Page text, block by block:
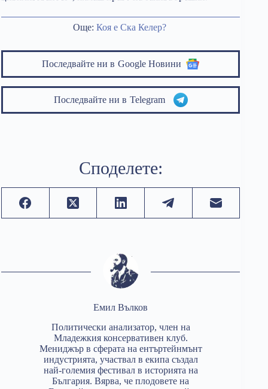
Още: Коя е Ска Келер?
Последвайте ни в Google Новини
Последвайте ни в Telegram
Споделете:
Емил Вълков
Политически анализатор, член на
Младежкия консервативен клуб.
Мениджър в сферата на ентъртейнмънт
индустрията, участвал в екипа създал
най-големия фестивал в историята на
България. Вярва, че плодовете на